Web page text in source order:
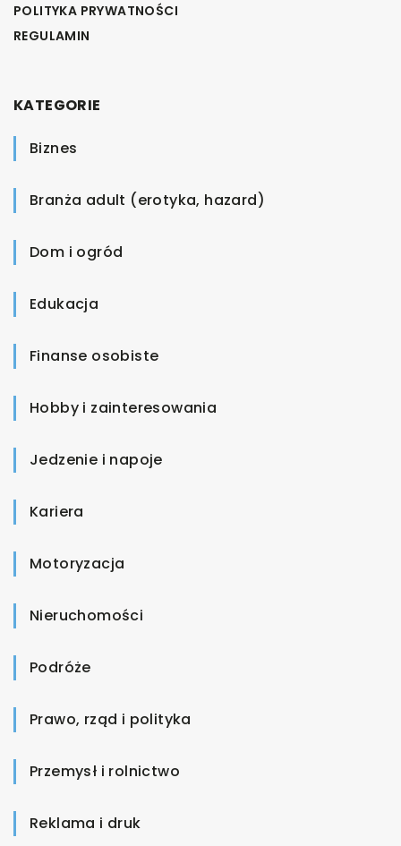
POLITYKA PRYWATNOŚCI
REGULAMIN
KATEGORIE
Biznes
Branża adult (erotyka, hazard)
Dom i ogród
Edukacja
Finanse osobiste
Hobby i zainteresowania
Jedzenie i napoje
Kariera
Motoryzacja
Nieruchomości
Podróże
Prawo, rząd i polityka
Przemysł i rolnictwo
Reklama i druk